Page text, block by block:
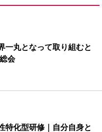
一丸となって取り組むと
会
特化型研修｜自分自身と